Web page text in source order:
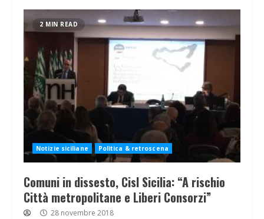
2 MIN READ
Notizie siciliane Politica & retroscena
Comuni in dissesto, Cisl Sicilia: “A rischio
Città metropolitane e Liberi Consorzi”
28 novembre 2018